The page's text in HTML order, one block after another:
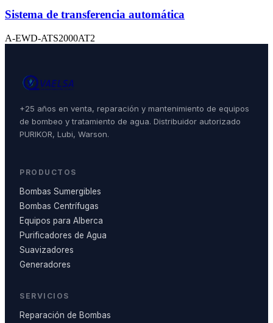
Sistema de transferencia automática
A-EWD-ATS2000AT2
+25 años en venta, reparación y mantenimiento de equipos
de bombeo y tratamiento de agua. Distribuidor autorizado
PURIKOR, Lubi, Warson.
PRODUCTOS
Bombas Sumergibles
Bombas Centrífugas
Equipos para Alberca
Purificadores de Agua
Suavizadores
Generadores
SERVICIOS
Reparación de Bombas